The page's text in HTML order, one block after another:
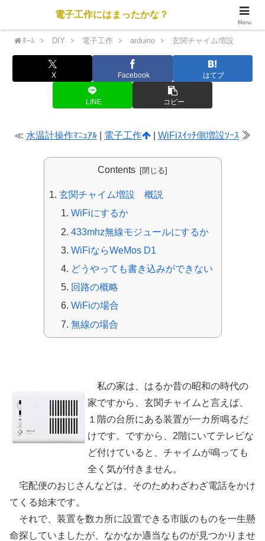
ﾎｰﾑ DIY 電子工作 arduino 玄関チャイム増設
X Facebook はてブ
LINE コピー
≪ 水温計操作ﾏﾆｭｱﾙ 電子工作 WiFiｽｲｯﾁ側増設ｿｰｽ ≫
Contents
玄関チャイム増設 概説
WiFiにするか
433mhz無線モジュールにするか
WiFiならWeMos D1
どうやっても書き込みができない
回路の概略
WiFiの場合
無線の場合
私の家は、はるか昔の昭和の時代の
家ですから、玄関チャイムと言えば、
１階の台所にある装置が一カ所鳴るだ
けです。ですから、2階にいてテレビな
ど付けていると、チャイムが鳴っても
全く気が付きません。
宅配便のおじさんなどは、そのためわざわざ電話をかけ
てくる始末です。
それで、装置を数カ所に設置できる市販のものを一生懸
命探していましたが、なかなか適当なものが見つかりませ
電子工作にはまったかな？
Menu